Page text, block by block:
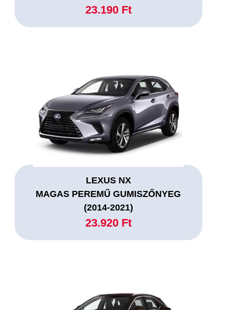
23.190 Ft
LEXUS NX
MAGAS PEREMŰ GUMISZŐNYEG
(2014-2021)
23.920 Ft